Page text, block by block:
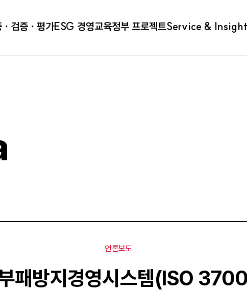
검증ㆍ평가ESG 경영교육정부 프로젝트Service & Insight
언론보도
방지경영시스템(ISO